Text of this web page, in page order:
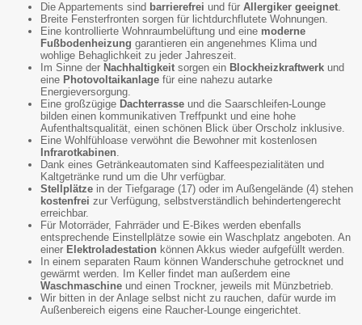
Die Appartements sind barrierefrei und für Allergiker geeignet.
Breite Fensterfronten sorgen für lichtdurchflutete Wohnungen.
Eine kontrollierte Wohnraumbelüftung und eine moderne
Fußbodenheizung garantieren ein angenehmes Klima und
wohlige Behaglichkeit zu jeder Jahreszeit.
Im Sinne der Nachhaltigkeit sorgen ein Blockheizkraftwerk und
eine Photovoltaikanlage für eine nahezu autarke
Energieversorgung.
Eine großzügige Dachterrasse und die Saarschleifen-Lounge
bilden einen kommunikativen Treffpunkt und eine hohe
Aufenthaltsqualität, einen schönen Blick über Orscholz inklusive.
Eine Wohlfühloase verwöhnt die Bewohner mit kostenlosen
Infrarotkabinen.
Dank eines Getränkeautomaten sind Kaffeespezialitäten und
Kaltgetränke rund um die Uhr verfügbar.
Stellplätze in der Tiefgarage (17) oder im Außengelände (4) stehen
kostenfrei zur Verfügung, selbstverständlich behindertengerecht
erreichbar.
Für Motorräder, Fahrräder und E-Bikes werden ebenfalls
entsprechende Einstellplätze sowie ein Waschplatz angeboten. An
einer Elektroladestation können Akkus wieder aufgefüllt werden.
In einem separaten Raum können Wanderschuhe getrocknet und
gewärmt werden. Im Keller findet man außerdem eine
Waschmaschine und einen Trockner, jeweils mit Münzbetrieb.
Wir bitten in der Anlage selbst nicht zu rauchen, dafür wurde im
Außenbereich eigens eine Raucher-Lounge eingerichtet.